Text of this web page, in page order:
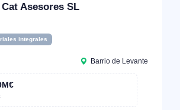
Cat Asesores SL
integrales
Barrio de Levante